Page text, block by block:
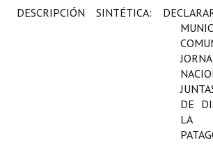
DESCRIPCIÓN SINTÉTICA:
DE
LA